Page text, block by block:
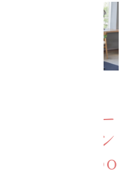
コアチュー
ニングオン
ラインlabo